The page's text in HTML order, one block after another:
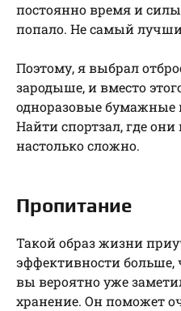
постоянно время и
попало. Не самый
Поэтому, я выбрал
зародыше, и вместо
одноразовые бумажные
Найти спортзал, где
настолько сложно.
Пропитание
Такой образ жизни
эффективности больше,
вы вероятно уже
хранение. Он поможет